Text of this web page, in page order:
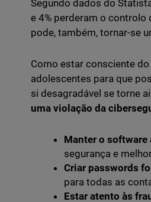
Segundo dados do
e 4% perderam o
pode, também, tornar-se
Como estar consciente
adolescentes para que
si desagradável se torne
uma violação da
Manter o software
segurança e
Criar passwords
para todas as
Estar atento às